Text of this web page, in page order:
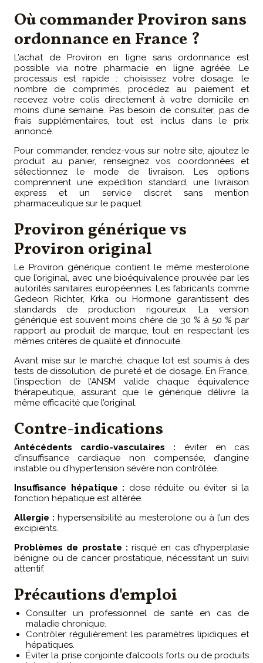
Où commander Proviron sans
ordonnance en France ?
L’achat de Proviron en ligne sans ordonnance est
possible via notre pharmacie en ligne agréée. Le
processus est rapide : choisissez votre dosage, le
nombre de comprimés, procédez au paiement et
recevez votre colis directement à votre domicile en
moins d’une semaine. Pas besoin de consulter, pas de
frais supplémentaires, tout est inclus dans le prix
annoncé.
Pour commander, rendez-vous sur notre site, ajoutez le
produit au panier, renseignez vos coordonnées et
sélectionnez le mode de livraison. Les options
comprennent une expédition standard, une livraison
express et un service discret sans mention
pharmaceutique sur le paquet.
Proviron générique vs
Proviron original
Le Proviron générique contient le même mesterolone
que l’original, avec une bioéquivalence prouvée par les
autorités sanitaires européennes. Les fabricants comme
Gedeon Richter, Krka ou Hormone garantissent des
standards de production rigoureux. La version
générique est souvent moins chère de 30 % à 50 % par
rapport au produit de marque, tout en respectant les
mêmes critères de qualité et d’innocuité.
Avant mise sur le marché, chaque lot est soumis à des
tests de dissolution, de pureté et de dosage. En France,
l’inspection de l’ANSM valide chaque équivalence
thérapeutique, assurant que le générique délivre la
même efficacité que l’original.
Contre-indications
Antécédents cardio-vasculaires : éviter en cas
d’insuffisance cardiaque non compensée, d’angine
instable ou d’hypertension sévère non contrôlée.
Insuffisance hépatique : dose réduite ou éviter si la
fonction hépatique est altérée.
Allergie : hypersensibilité au mesterolone ou à l’un des
excipients.
Problèmes de prostate : risqué en cas d’hyperplasie
bénigne ou de cancer prostatique, nécessitant un suivi
attentif.
Précautions d'emploi
Consulter un professionnel de santé en cas de
maladie chronique.
Contrôler régulièrement les paramètres lipidiques et
hépatiques.
Éviter la prise conjointe d’alcools forts ou de produits